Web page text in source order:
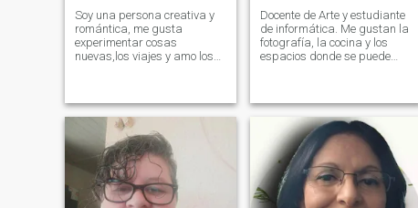
Soy una persona creativa y
romántica, me gusta
experimentar cosas
nuevas,los viajes y amo los
Docente de Arte y estudiante
de informática. Me gustan la
fotografía, la cocina y los
espacios donde se puede
madura, que valore el
diálogo, el cuidado mutuo y
la presencia.